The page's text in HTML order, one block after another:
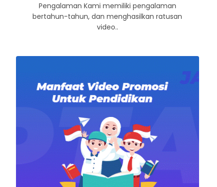
Pengalaman Kami memiliki pengalaman
bertahun-tahun, dan menghasilkan ratusan
video..